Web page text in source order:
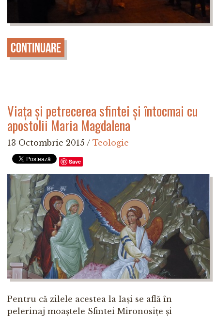
Continuare
Viața și petrecerea sfintei și întocmai cu
apostolii Maria Magdalena
13 Octombrie 2015 / Teologie
Save
Pentru că zilele acestea la Iași se află în
pelerinaj moaștele Sfintei Mironosițe și